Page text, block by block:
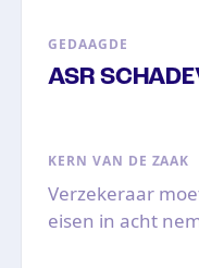
GEDAAGDE
ASR
KERN VAN DE ZAAK
Verzekeraar
eisen in acht